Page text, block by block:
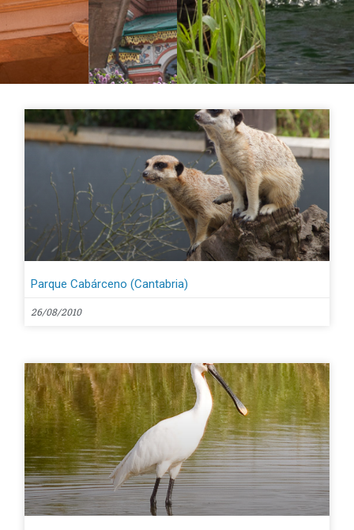
Parque Cabárceno (Cantabria)
26/08/2010